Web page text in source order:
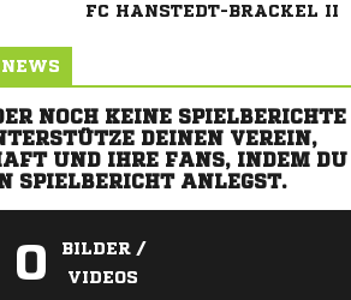
FC HANSTEDT-BRACKEL II
NOCH KEINE SPIELBERICHTE
DEINEN VEREIN,
UND IHRE FANS, INDEM DU
SPIELBERICHT ANLEGST.
0
BILDER /
VIDEOS